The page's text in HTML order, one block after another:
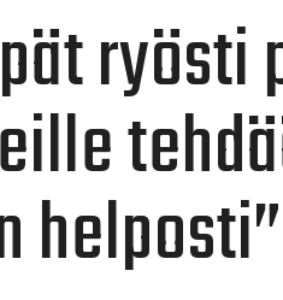
ryösti
helposti”